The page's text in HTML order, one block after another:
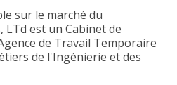
sur le marché du
est un Cabinet de
de Travail Temporaire
de l'Ingénierie et des